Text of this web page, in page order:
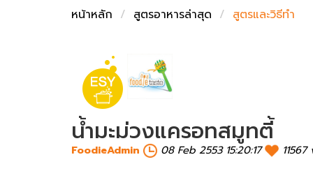
หน้าหลัก สูตรอาหารล่าสุด สูตรและวิธีทำ
น้ำมะม่วงแครอทสมูทตี้
FoodieAdmin 08 Feb 2553 15:20:17